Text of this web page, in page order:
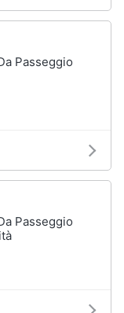
Passeggio
Passeggio